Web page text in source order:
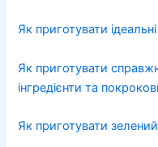
Як приготувати
Як приготувати
інгредієнти та
Як приготувати